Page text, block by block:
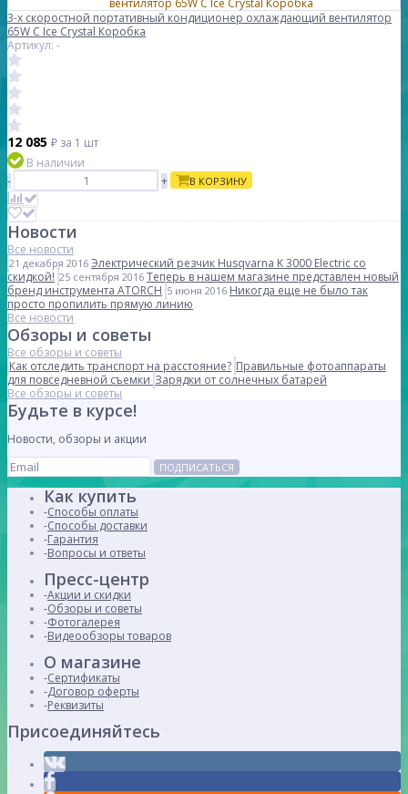
3-х скоростной портативный кондиционер охлаждающий вентилятор
65W C Ice Crystal Коробка
Артикул: -
12 085 ₽ за 1 шт
В наличии
-
+ В КОРЗИНУ
Новости
Все новости
21 декабря 2016 Электрический резчик Husqvarna K 3000 Electric со
скидкой! 25 сентября 2016 Теперь в нашем магазине представлен новый
бренд инструмента ATORCH 5 июня 2016 Никогда еще не было так
просто пропилить прямую линию
Все новости
Обзоры и советы
Все обзоры и советы
Как отследить транспорт на расстояние? Правильные фотоаппараты
для повседневной съемки Зарядки от солнечных батарей
Все обзоры и советы
Будьте в курсе!
Новости, обзоры и акции
ПОДПИСАТЬСЯ
Как купить
Способы оплаты
Способы доставки
Гарантия
Вопросы и ответы
Пресс-центр
Акции и скидки
Обзоры и советы
Фотогалерея
Видеообзоры товаров
О магазине
Сертификаты
Договор оферты
Реквизиты
Присоединяйтесь